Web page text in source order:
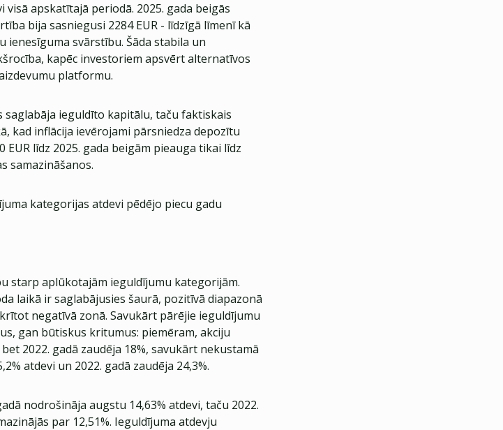
apskatītajā periodā. 2025. gada beigās
bija sasniegusi 2284 EUR - līdzīgā līmenī kā
svārstību. Šāda stabila un
kapēc investoriem apsvērt alternatīvos
platformu.
ieguldīto kapitālu, taču faktiskais
kad inflācija ievērojami pārsniedza depozītu
līdz 2025. gada beigām pieauga tikai līdz
samazināšanos.
kategorijas atdevi pēdējo piecu gadu
starp aplūkotajām ieguldījumu kategorijām.
laikā ir saglabājusies šaurā, pozitīvā diapazonā
negatīvā zonā. Savukārt pārējie ieguldījumu
gan būtiskus kritumus: piemēram, akciju
2022. gadā zaudēja 18%, savukārt nekustamā
atdevi un 2022. gadā zaudēja 24,3%.
nodrošināja augstu 14,63% atdevi, taču 2022.
par 12,51%. Ieguldījuma atdevju